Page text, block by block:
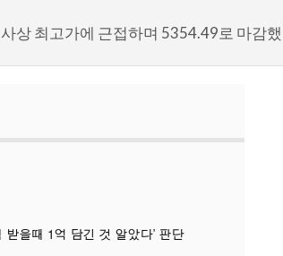
상 최고가에 근접하며 5354.49로 마감